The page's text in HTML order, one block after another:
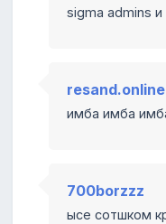
sigma admins и
имба имба
700borzzz
ысе сотшком